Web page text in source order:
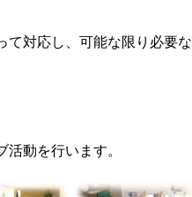
対応し、可能な限り必要
動を行います。